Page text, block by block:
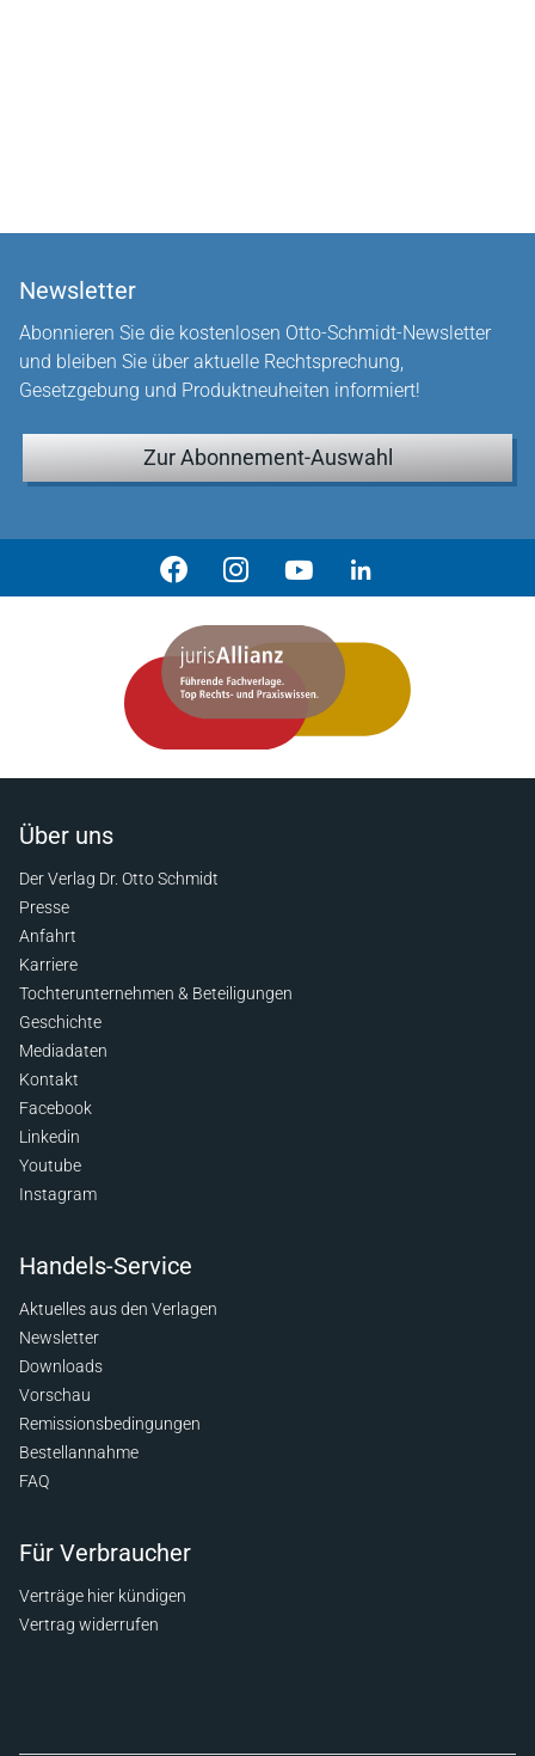
Newsletter
Abonnieren Sie die kostenlosen Otto-Schmidt-Newsletter
und bleiben Sie über aktuelle Rechtsprechung,
Gesetzgebung und Produktneuheiten informiert!
Zur Abonnement-Auswahl
Über uns
Der Verlag Dr. Otto Schmidt
Presse
Anfahrt
Karriere
Tochterunternehmen & Beteiligungen
Geschichte
Mediadaten
Kontakt
Facebook
Linkedin
Youtube
Instagram
Handels-Service
Aktuelles aus den Verlagen
Newsletter
Downloads
Vorschau
Remissionsbedingungen
Bestellannahme
FAQ
Für Verbraucher
Verträge hier kündigen
Vertrag widerrufen